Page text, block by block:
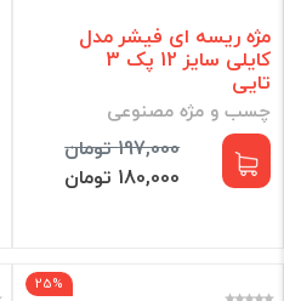
مژه ریسه ای فیشر مدل
کایلی سایز 12 پک 3
تایی
چسب و مژه مصنوعی
197,000 تومان
180,000 تومان
25%